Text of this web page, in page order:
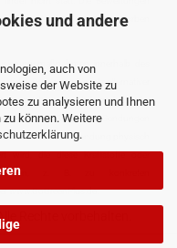
und andere
auch von
der Website zu
zu analysieren und Ihnen
können. Weitere
.
Dienstleistung gar nicht erworben
innerhalb des
Durch den Einsatz alternativer
und DHL den Verbrauch fossiler
für die GoGreen Plus-Sendungen
die konkrete Sendung physisch
wird, die diese Kraftstoffe oder
z. B. zu konkreten
www.GoGreenPlus.de.
Rechte vorbehalten.